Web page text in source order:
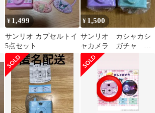
¥ 1,499
サンリオ カプセルトイ
5点セット
¥ 1,500
サンリオ カシャカシ
ャカメラ ガチャ ま
とめ売り